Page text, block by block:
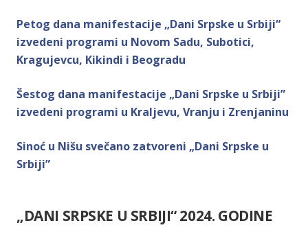
Petog dana manifestacije „Dani Srpske u Srbiji“
izvedeni programi u Novom Sadu, Subotici,
Kragujevcu, Kikindi i Beogradu
Šestog dana manifestacije „Dani Srpske u Srbiji”
izvedeni programi u Kraljevu, Vranju i Zrenjaninu
Sinoć u Nišu svečano zatvoreni „Dani Srpske u
Srbiji”
„DANI SRPSKE U SRBIJI“ 2024. GODINE